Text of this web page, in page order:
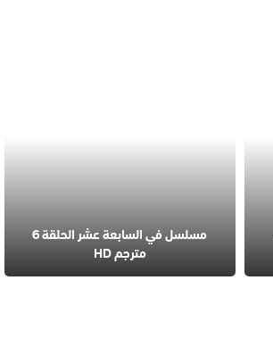
مسلسل في السابعة عشر الحلقة 6
مترجم HD